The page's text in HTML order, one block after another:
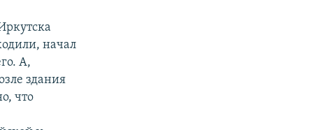
начал
А,
здания
что